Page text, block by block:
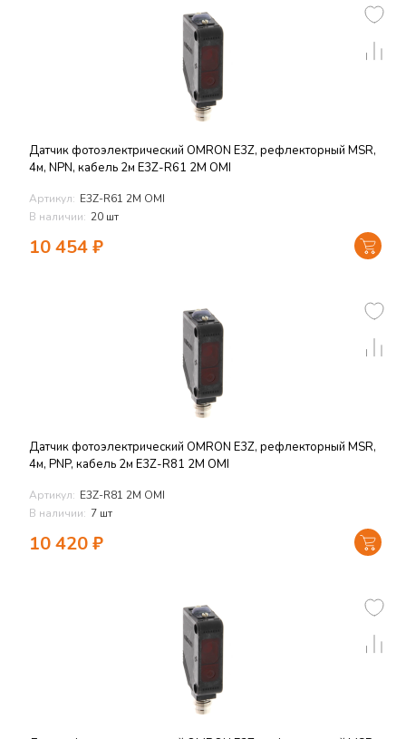
Датчик фотоэлектрический OMRON E3Z, рефлекторный MSR,
4м, NPN, кабель 2м E3Z-R61 2M OMI
Артикул: E3Z-R61 2M OMI
В наличии: 20 шт
10 454₽
Датчик фотоэлектрический OMRON E3Z, рефлекторный MSR,
4м, PNP, кабель 2м E3Z-R81 2M OMI
Артикул: E3Z-R81 2M OMI
В наличии: 7 шт
10 420₽